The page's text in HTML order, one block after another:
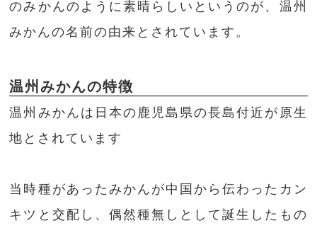
のみかんのように素晴らしいというのが、温州
みかんの名前の由来とされています。
温州みかんの特徴
温州みかんは日本の鹿児島県の長島付近が原生
地とされています
当時種があったみかんが中国から伝わったカン
キツと交配し、偶然種無しとして誕生したもの